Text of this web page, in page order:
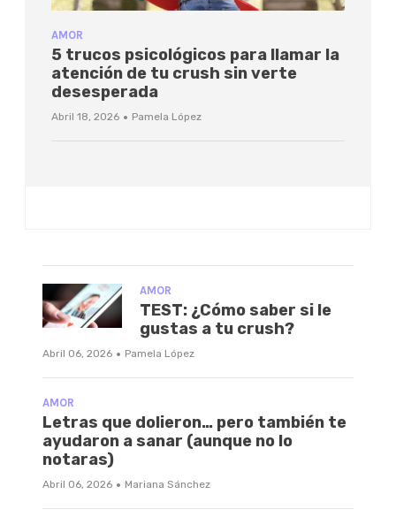
AMOR
5 trucos psicológicos para llamar la
atención de tu crush sin verte
desesperada
Abril 18, 2026 · Pamela López
AMOR
TEST: ¿Cómo saber si le
gustas a tu crush?
Abril 06, 2026 · Pamela López
AMOR
Letras que dolieron… pero también te
ayudaron a sanar (aunque no lo
notaras)
Abril 06, 2026 · Mariana Sánchez